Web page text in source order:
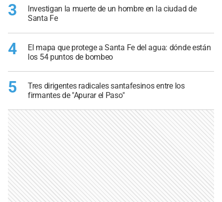
3
Investigan la muerte de un hombre en la ciudad de
Santa Fe
4
El mapa que protege a Santa Fe del agua: dónde están
los 54 puntos de bombeo
5
Tres dirigentes radicales santafesinos entre los
firmantes de "Apurar el Paso"